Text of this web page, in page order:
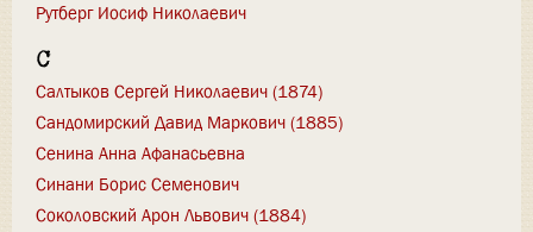
Рутберг Иосиф Николаевич
С
Салтыков Сергей Николаевич (1874)
Сандомирский Давид Маркович (1885)
Сенина Анна Афанасьевна
Синани Борис Семенович
Соколовский Арон Львович (1884)